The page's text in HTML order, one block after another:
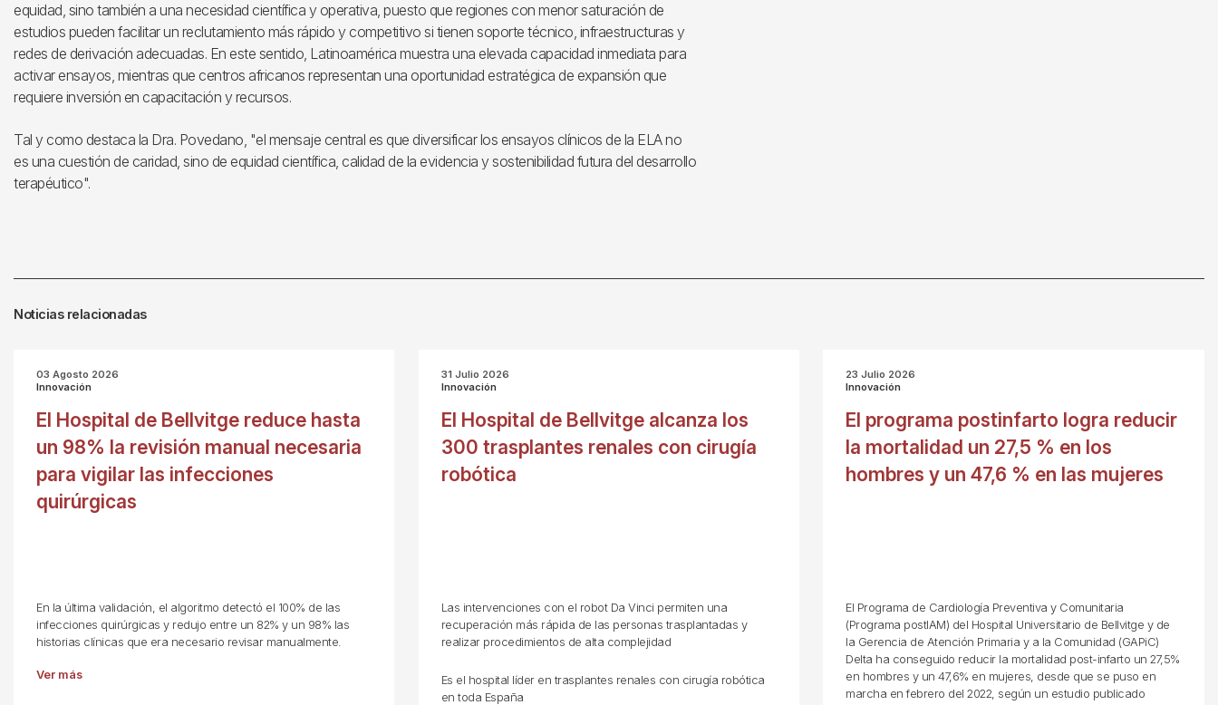
equidad, sino también a una necesidad científica y operativa, puesto que regiones con menor saturación de
estudios pueden facilitar un reclutamiento más rápido y competitivo si tienen soporte técnico, infraestructuras y
redes de derivación adecuadas. En este sentido, Latinoamérica muestra una elevada capacidad inmediata para
activar ensayos, mientras que centros africanos representan una oportunidad estratégica de expansión que
requiere inversión en capacitación y recursos.
Tal y como destaca la Dra. Povedano, "el mensaje central es que diversificar los ensayos clínicos de la ELA no
es una cuestión de caridad, sino de equidad científica, calidad de la evidencia y sostenibilidad futura del desarrollo
terapéutico".
Noticias relacionadas
03 Agosto 2026
Innovación
El Hospital de Bellvitge reduce hasta
un 98% la revisión manual necesaria
para vigilar las infecciones
quirúrgicas
En la última validación, el algoritmo detectó el 100% de las
infecciones quirúrgicas y redujo entre un 82% y un 98% las
historias clínicas que era necesario revisar manualmente.
Ver más
31 Julio 2026
Innovación
El Hospital de Bellvitge alcanza los
300 trasplantes renales con cirugía
robótica
Las intervenciones con el robot Da Vinci permiten una
recuperación más rápida de las personas trasplantadas y
realizar procedimientos de alta complejidad
Es el hospital líder en trasplantes renales con cirugía robótica
en toda España
23 Julio 2026
Innovación
El programa postinfarto logra reducir
la mortalidad un 27,5 % en los
hombres y un 47,6 % en las mujeres
El Programa de Cardiología Preventiva y Comunitaria
(Programa postIAM) del Hospital Universitario de Bellvitge y de
la Gerencia de Atención Primaria y a la Comunidad (GAPiC)
Delta ha conseguido reducir la mortalidad post-infarto un 27,5%
en hombres y un 47,6% en mujeres, desde que se puso en
marcha en febrero del 2022, según un estudio publicado